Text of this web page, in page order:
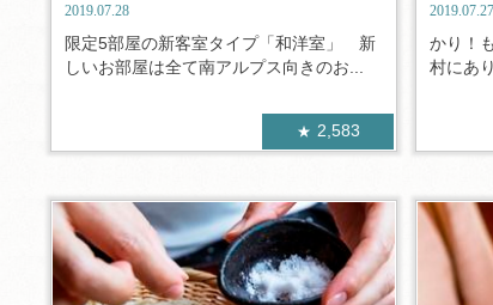
2019.07.28
限定5部屋の新客室タイプ「和洋室」 新
しいお部屋は全て南アルプス向きのお...
2,583
2019.07.27
かり！
村にあ